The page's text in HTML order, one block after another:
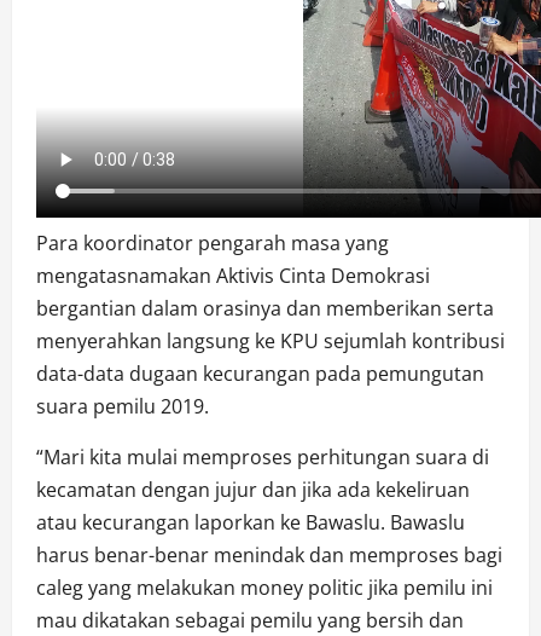
Para koordinator pengarah masa yang
mengatasnamakan Aktivis Cinta Demokrasi
bergantian dalam orasinya dan memberikan serta
menyerahkan langsung ke KPU sejumlah kontribusi
data-data dugaan kecurangan pada pemungutan
suara pemilu 2019.
“Mari kita mulai memproses perhitungan suara di
kecamatan dengan jujur dan jika ada kekeliruan
atau kecurangan laporkan ke Bawaslu. Bawaslu
harus benar-benar menindak dan memproses bagi
caleg yang melakukan money politic jika pemilu ini
mau dikatakan sebagai pemilu yang bersih dan